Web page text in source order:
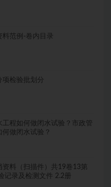
料范例-卷内目录
项检验批划分
工程如何做闭水试验？市政管
何做闭水试验？
资料（扫描件）共19卷13第
记录及检测文件 2.2册